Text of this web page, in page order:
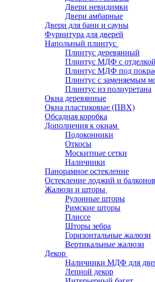
Двери невидимки
Двери амбарные
Двери для бани и сауны
Фурнитура для дверей
Напольный плинтус
Плинтус деревянный
Плинтус МДФ с отделкой
Плинтус МДФ под
Плинтус с заменяемым
Плинтус из полиуретана
Окна деревянные
Окна пластиковые (ПВХ)
Обсадная коробка
Дополнения к окнам
Подоконники
Откосы
Москитные сетки
Наличники
Панорамное остекление
Остекление лоджий и балконов
Жалюзи и шторы
Рулонные шторы
Римские шторы
Плиссе
Шторы зебра
Горизонтальные жалюзи
Вертикальные жалюзи
Декор
Наличники МДФ для
Лепной декор